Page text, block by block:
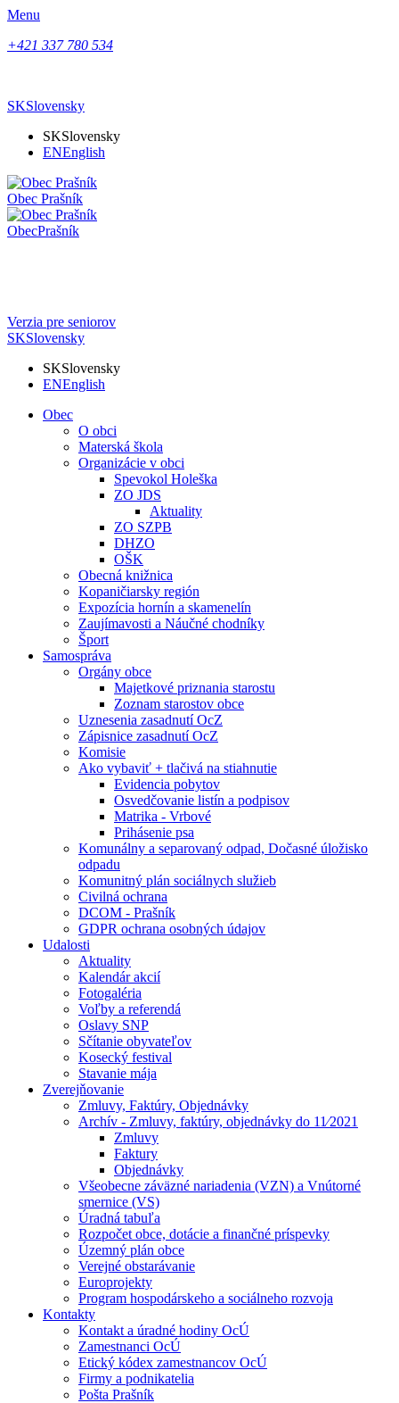
Menu
+421 337 780 534
SKSlovensky
SKSlovensky
ENEnglish
Obec Prašník
ObecPrašník
Verzia pre seniorov
SKSlovensky
SKSlovensky
ENEnglish
Obec
O obci
Materská škola
Organizácie v obci
Spevokol Holeška
ZO JDS
Aktuality
ZO SZPB
DHZO
OŠK
Obecná knižnica
Kopaničiarsky región
Expozícia hornín a skamenelín
Zaujímavosti a Náučné chodníky
Šport
Samospráva
Orgány obce
Majetkové priznania starostu
Zoznam starostov obce
Uznesenia zasadnutí OcZ
Zápisnice zasadnutí OcZ
Komisie
Ako vybaviť + tlačivá na stiahnutie
Evidencia pobytov
Osvedčovanie listín a podpisov
Matrika - Vrbové
Prihásenie psa
Komunálny a separovaný odpad, Dočasné úložisko
odpadu
Komunitný plán sociálnych služieb
Civilná ochrana
DCOM - Prašník
GDPR ochrana osobných údajov
Udalosti
Aktuality
Kalendár akcií
Fotogaléria
Voľby a referendá
Oslavy SNP
Sčítanie obyvateľov
Kosecký festival
Stavanie mája
Zverejňovanie
Zmluvy, Faktúry, Objednávky
Archív - Zmluvy, faktúry, objednávky do 11⁄2021
Zmluvy
Faktury
Objednávky
Všeobecne záväzné nariadenia (VZN) a Vnútorné
smernice (VS)
Úradná tabuľa
Rozpočet obce, dotácie a finančné príspevky
Územný plán obce
Verejné obstarávanie
Europrojekty
Program hospodárskeho a sociálneho rozvoja
Kontakty
Kontakt a úradné hodiny OcÚ
Zamestnanci OcÚ
Etický kódex zamestnancov OcÚ
Firmy a podnikatelia
Pošta Prašník